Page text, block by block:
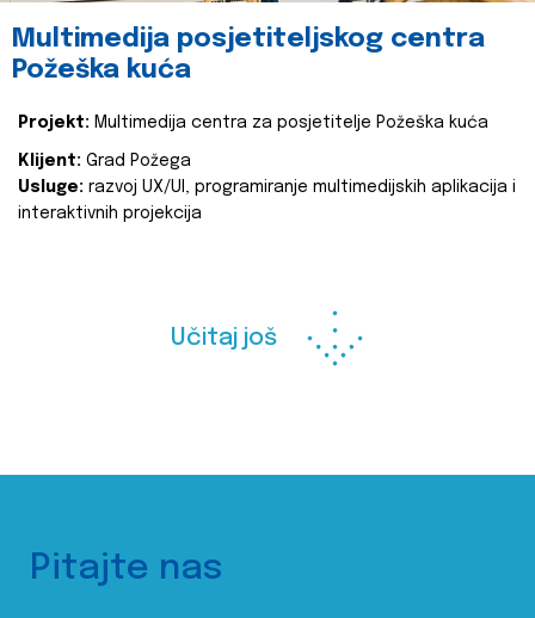
Multimedija posjetiteljskog centra
Požeška kuća
Projekt: Multimedija centra za posjetitelje Požeška kuća
Klijent: Grad Požega
Usluge: razvoj UX/UI, programiranje multimedijskih aplikacija i
interaktivnih projekcija
Učitaj još
Pitajte nas